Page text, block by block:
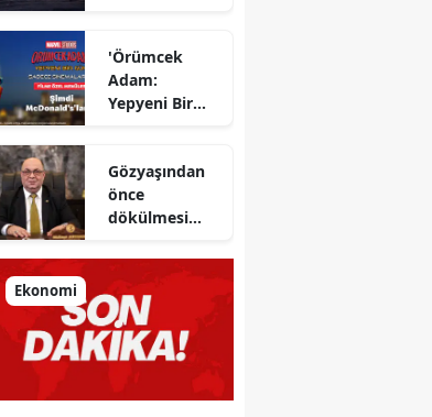
onayladı
'Örümcek
Adam:
Yepyeni Bir
şimdi
McDonald’s
Türkiye’de
Gözyaşından
önce
dökülmesi
Tarihin
milletlerin
önüne
koyduğu
ayna!
Ekonomi